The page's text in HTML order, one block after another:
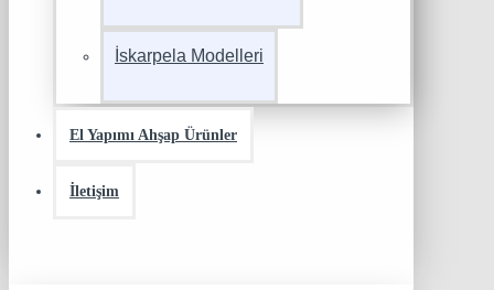
İskarpela Modelleri
El Yapımı Ahşap Ürünler
İletişim